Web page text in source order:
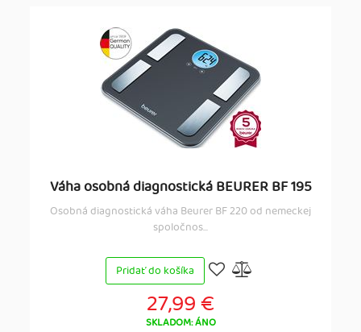
Váha osobná diagnostická BEURER BF 195
Osobná diagnostická váha Beurer BF 220 od nemeckej
spoločnos...
Pridať do košíka
27,99 €
SKLADOM: ÁNO